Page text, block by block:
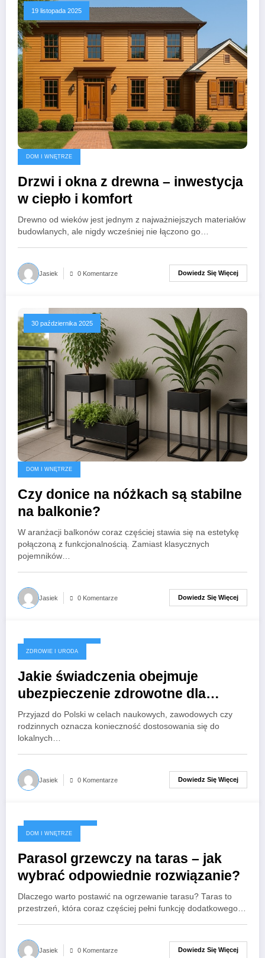
19 listopada 2025
DOM I WNĘTRZE
Drzwi i okna z drewna – inwestycja
w ciepło i komfort
Drewno od wieków jest jednym z najważniejszych materiałów
budowlanych, ale nigdy wcześniej nie łączono go…
Jasiek 0 Komentarze Dowiedz Się Więcej
30 października 2025
DOM I WNĘTRZE
Czy donice na nóżkach są stabilne
na balkonie?
W aranżacji balkonów coraz częściej stawia się na estetykę
połączoną z funkcjonalnością. Zamiast klasycznych
pojemników…
Jasiek 0 Komentarze Dowiedz Się Więcej
23 października 2025
ZDROWIE I URODA
Jakie świadczenia obejmuje
ubezpieczenie zdrowotne dla
cudzoziemca w Polsce?
Przyjazd do Polski w celach naukowych, zawodowych czy
rodzinnych oznacza konieczność dostosowania się do
lokalnych…
Jasiek 0 Komentarze Dowiedz Się Więcej
3 października 2025
DOM I WNĘTRZE
Parasol grzewczy na taras – jak
wybrać odpowiednie rozwiązanie?
Dlaczego warto postawić na ogrzewanie tarasu? Taras to
przestrzeń, która coraz częściej pełni funkcję dodatkowego…
Jasiek 0 Komentarze Dowiedz Się Więcej